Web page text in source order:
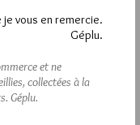
je vous en remercie.
Géplu.
et ne
collectées à la
Géplu.